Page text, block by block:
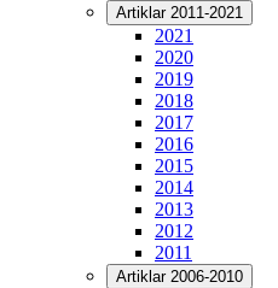
Artiklar 2011-2021
2021
2020
2019
2018
2017
2016
2015
2014
2013
2012
2011
Artiklar 2006-2010